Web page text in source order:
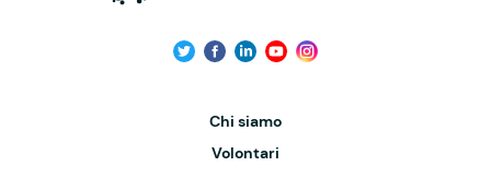
Chi siamo
Volontari